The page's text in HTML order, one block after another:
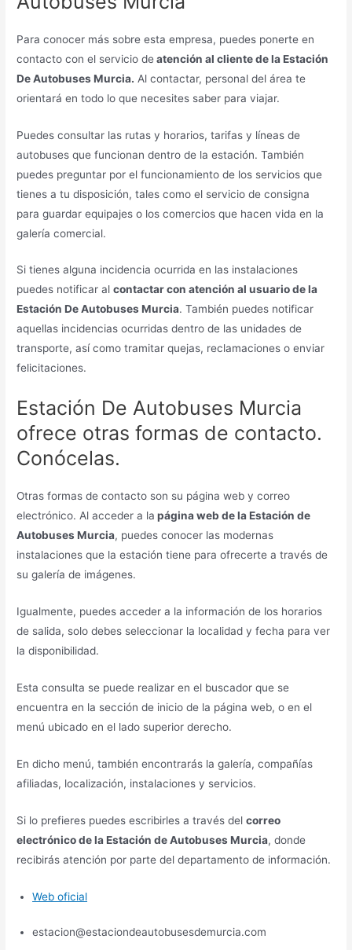
Para conocer más sobre esta empresa, puedes ponerte en
contacto con el servicio deatención al cliente de la Estación
De Autobuses Murcia. Al contactar, personal del área te
orientará en todo lo que necesites saber para viajar.
Puedes consultar las rutas y horarios, tarifas y líneas de
autobuses que funcionan dentro de la estación. También
puedes preguntar por el funcionamiento de los servicios que
tienes a tu disposición, tales como el servicio de consigna
para guardar equipajes o los comercios que hacen vida en la
galería comercial.
Si tienes alguna incidencia ocurrida en las instalaciones
puedes notificar alcontactar con atención al usuario de la
Estación De Autobuses Murcia. También puedes notificar
aquellas incidencias ocurridas dentro de las unidades de
transporte, así como tramitar quejas, reclamaciones o enviar
felicitaciones.
Estación De Autobuses Murcia
ofrece otras formas de contacto.
Conócelas.
Otras formas de contacto son su página web y correo
electrónico. Al acceder a la página web de la Estación de
Autobuses Murcia, puedes conocer las modernas
instalaciones que la estación tiene para ofrecerte a través de
su galería de imágenes.
Igualmente, puedes acceder a la información de los horarios
de salida, solo debes seleccionar la localidad y fecha para ver
la disponibilidad.
Esta consulta se puede realizar en el buscador que se
encuentra en la sección de inicio de la página web, o en el
menú ubicado en el lado superior derecho.
En dicho menú, también encontrarás la galería, compañías
afiliadas, localización, instalaciones y servicios.
Si lo prefieres puedes escribirles a través delcorreo
electrónico de la Estación de Autobuses Murcia, donde
recibirás atención por parte del departamento de información.
Web oficial
estacion@estaciondeautobusesdemurcia.com